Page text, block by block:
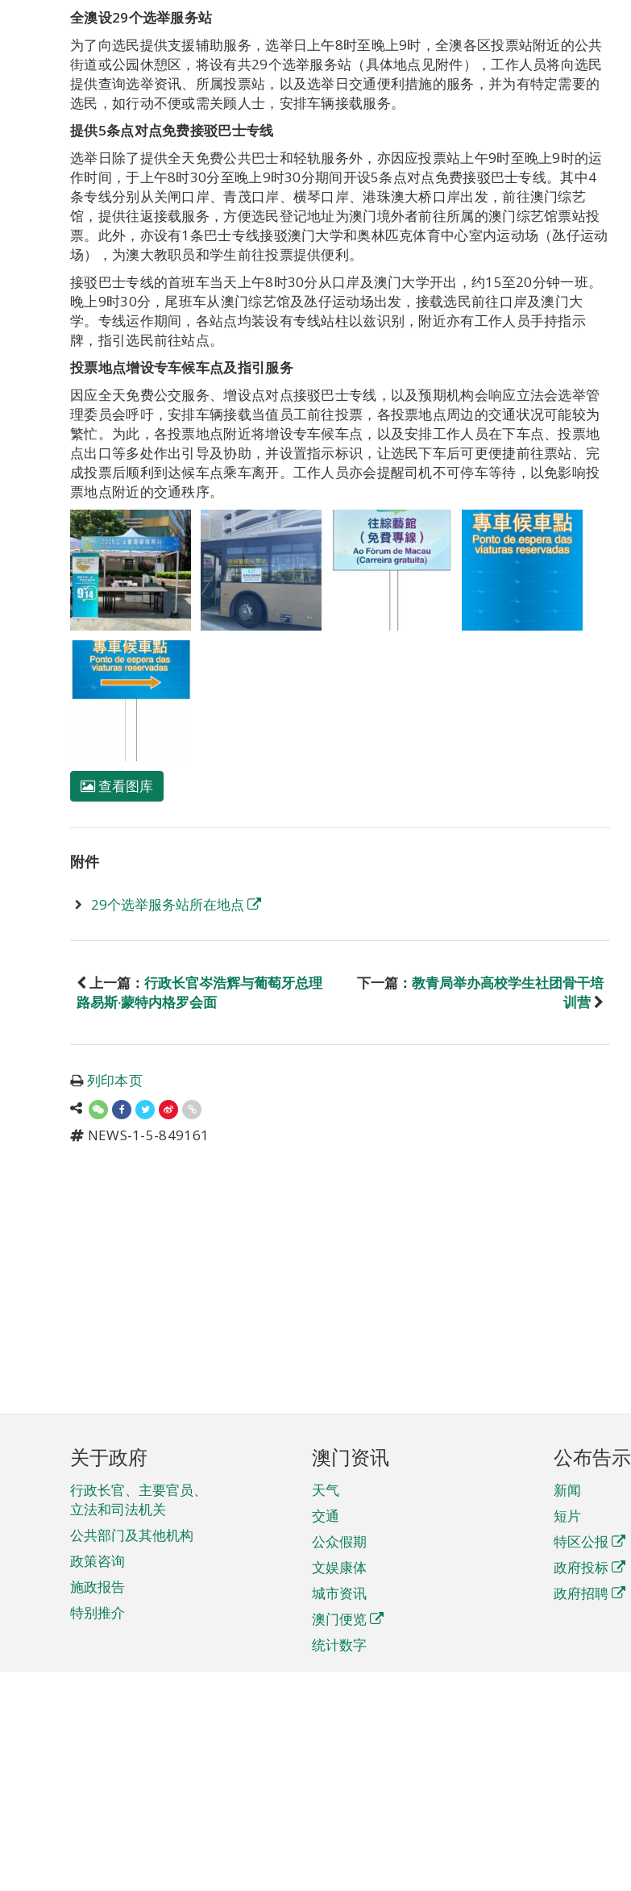
全澳设29个选举服务站
为了向选民提供支援辅助服务，选举日上午8时至晚上9时，全澳各区投票站附近的公共
街道或公园休憩区，将设有共29个选举服务站（具体地点见附件），工作人员将向选民
提供查询选举资讯、所属投票站，以及选举日交通便利措施的服务，并为有特定需要的
选民，如行动不便或需关顾人士，安排车辆接载服务。
提供5条点对点免费接驳巴士专线
选举日除了提供全天免费公共巴士和轻轨服务外，亦因应投票站上午9时至晚上9时的运
作时间，于上午8时30分至晚上9时30分期间开设5条点对点免费接驳巴士专线。其中4
条专线分别从关闸口岸、青茂口岸、横琴口岸、港珠澳大桥口岸出发，前往澳门综艺
馆，提供往返接载服务，方便选民登记地址为澳门境外者前往所属的澳门综艺馆票站投
票。此外，亦设有1条巴士专线接驳澳门大学和奥林匹克体育中心室内运动场（氹仔运动
场），为澳大教职员和学生前往投票提供便利。
接驳巴士专线的首班车当天上午8时30分从口岸及澳门大学开出，约15至20分钟一班。
晚上9时30分，尾班车从澳门综艺馆及氹仔运动场出发，接载选民前往口岸及澳门大
学。专线运作期间，各站点均装设有专线站柱以兹识别，附近亦有工作人员手持指示
牌，指引选民前往站点。
投票地点增设专车候车点及指引服务
因应全天免费公交服务、增设点对点接驳巴士专线，以及预期机构会响应立法会选举管
理委员会呼吁，安排车辆接载当值员工前往投票，各投票地点周边的交通状况可能较为
繁忙。为此，各投票地点附近将增设专车候车点，以及安排工作人员在下车点、投票地
点出口等多处作出引导及协助，并设置指示标识，让选民下车后可更便捷前往票站、完
成投票后顺利到达候车点乘车离开。工作人员亦会提醒司机不可停车等待，以免影响投
票地点附近的交通秩序。
查看图库
附件
29个选举服务站所在地点
上一篇： 行政长官岑浩辉与葡萄牙总理
路易斯‧蒙特内格罗会面
下一篇： 教青局举办高校学生社团骨干培
训营
列印本页
NEWS-1-5-849161
页
脚
菜
单
关于政府
行政长官、主要官员、
立法和司法机关
公共部门及其他机构
政策咨询
施政报告
特别推介
澳门资讯
天气
交通
公众假期
文娱康体
城市资讯
澳门便览
统计数字
公布告示
新闻
短片
特区公报
政府投标
政府招聘